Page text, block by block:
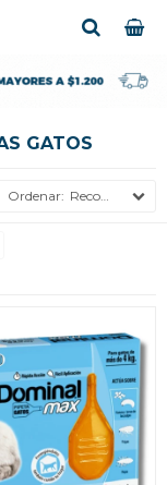
GATOS
Recomendados